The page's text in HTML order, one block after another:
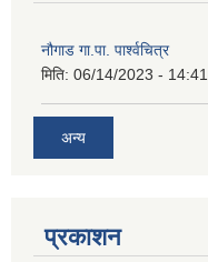
नौगाड गा.पा. पार्श्वचित्र
मिति: 06/14/2023 - 14:41
अन्य
प्रकाशन